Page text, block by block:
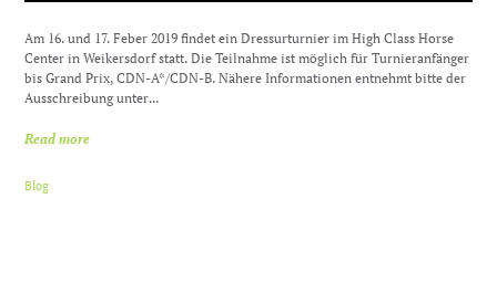
Am 16. und 17. Feber 2019 findet ein Dressurturnier im High Class Horse
Center in Weikersdorf statt. Die Teilnahme ist möglich für Turnieranfänger
bis Grand Prix, CDN-A*/CDN-B. Nähere Informationen entnehmt bitte der
Ausschreibung unter...
Read more
Blog